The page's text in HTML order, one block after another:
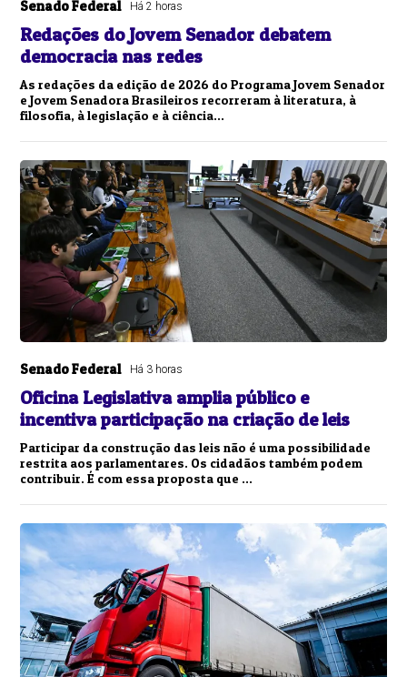
Senado Federal Há 2 horas
Redações do Jovem Senador debatem
democracia nas redes
As redações da edição de 2026 do Programa Jovem Senador
e Jovem Senadora Brasileiros recorreram à literatura, à
filosofia, à legislação e à ciência...
Senado Federal Há 3 horas
Oficina Legislativa amplia público e
incentiva participação na criação de leis
Participar da construção das leis não é uma possibilidade
restrita aos parlamentares. Os cidadãos também podem
contribuir. É com essa proposta que ...